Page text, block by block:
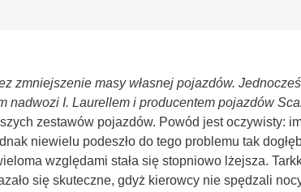
zmniejszenie masy własnej pojazdów.
nadwozi I. Laurellem i producentem pojazdów
zestawów pojazdów. Powód jest oczywisty:
niewielu podeszło do tego problemu tak
względami stała się stopniowo lżejsza.
się skuteczne, gdyż kierowcy nie spędzali